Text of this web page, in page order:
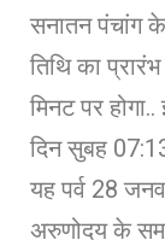
सनातन पंचांग
तिथि का
मिनट पर
दिन सुबह
यह पर्व 28
अरुणोदय के